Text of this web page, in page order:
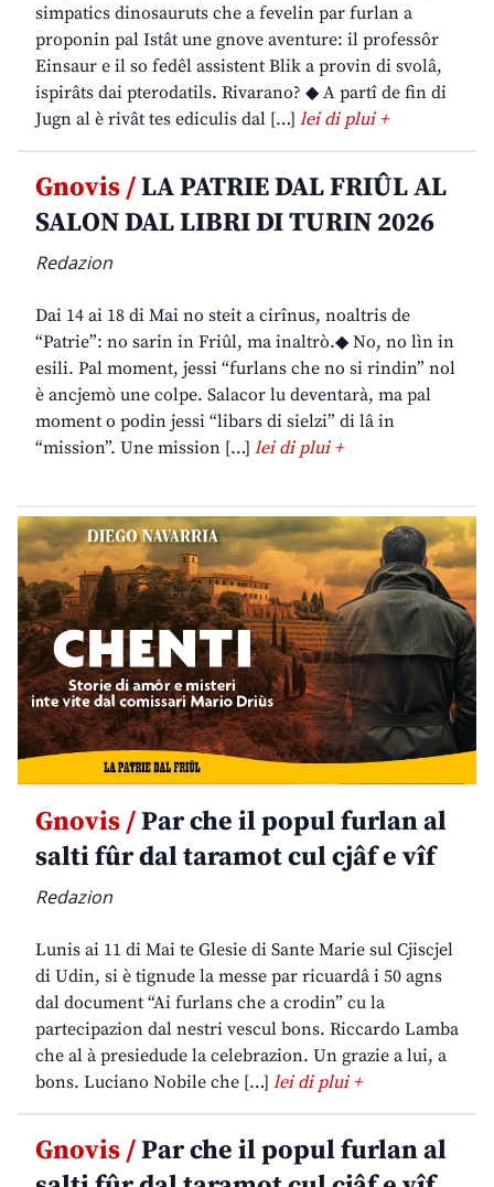
simpatics dinosauruts che a fevelin par furlan a
proponin pal Istât une gnove aventure: il professôr
Einsaur e il so fedêl assistent Blik a provin di svolâ,
ispirâts dai pterodatils. Rivarano? ◆ A partî de fin di
Jugn al è rivât tes ediculis dal […] lei di plui +
Gnovis /LA PATRIE DAL FRIÛL AL
SALON DAL LIBRI DI TURIN 2026
Redazion
Dai 14 ai 18 di Mai no steit a cirînus, noaltris de
“Patrie”: no sarin in Friûl, ma inaltrò.◆ No, no lìn in
esili. Pal moment, jessi “furlans che no si rindin” nol
è ancjemò une colpe. Salacor lu deventarà, ma pal
moment o podin jessi “libars di sielzi” di lâ in
“mission”. Une mission […] lei di plui +
Gnovis /Par che il popul furlan al
salti fûr dal taramot cul cjâf e vîf
Redazion
Lunis ai 11 di Mai te Glesie di Sante Marie sul Cjiscjel
di Udin, si è tignude la messe par ricuardâ i 50 agns
dal document “Ai furlans che a crodin” cu la
partecipazion dal nestri vescul bons. Riccardo Lamba
che al à presiedude la celebrazion. Un grazie a lui, a
bons. Luciano Nobile che […] lei di plui +
Gnovis /Par che il popul furlan al